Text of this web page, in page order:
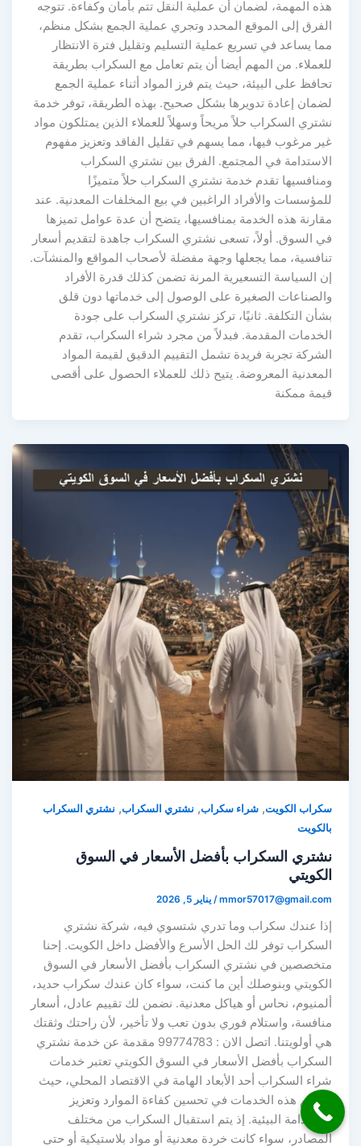
هذه المهمة، لضمان أن عملية النقل تتم بأمان وكفاءة. تتوجه
الفرق إلى الموقع المحدد وتجري عملية الجمع بشكل منظم،
مما يساعد في تسريع عملية التسليم وتقليل فترة الانتظار
للعملاء. من المهم أيضا أن يتم تعامل مع السكراب بطريقة
تحافظ على البيئة، حيث يتم فرز المواد أثناء عملية الجمع
لضمان إعادة تدويرها بشكل صحيح. بهذه الطريقة، توفر خدمة
نشتري السكراب حلاً مريحاً وسهلاً للعملاء الذين يمتلكون مواد
غير مرغوب فيها، مما يسهم في تقليل الفاقد وتعزيز مفهوم
الاستدامة في المجتمع. الفرق بين نشتري السكراب
ومنافسيها تقدم خدمة نشتري السكراب حلاً متميزًا
للمؤسسات والأفراد الراغبين في بيع المخلفات المعدنية. عند
مقارنة هذه الخدمة بمنافسيها، يتضح أن عدة عوامل تميزها
في السوق. أولاً، تسعى نشتري السكراب جاهدة لتقديم أسعار
تنافسية، مما يجعلها وجهة مفضلة لأصحاب المواقع والمنشآت.
إن السياسة التسعيرية المرنة تضمن كذلك قدرة الأفراد
والصناعات الصغيرة على الوصول إلى خدماتها دون قلق
بشأن التكلفة. ثانيًا، تركز نشتري السكراب على جودة
الخدمات المقدمة. فبدلاً من مجرد شراء السكراب، تقدم
الشركة تجربة فريدة تشمل التقييم الدقيق لقيمة المواد
المعدنية المعروضة. يتيح ذلك للعملاء الحصول على أقصى
قيمة ممكنة
سكراب الكويت,شراء سكراب, نشتري السكراب, نشتري السكراب
بالكويت
نشتري السكراب بأفضل الأسعار في السوق
الكويتي
mmor57017@gmail.com
/يناير 5, 2026
إذا عندك سكراب وما تدري شتسوي فيه، شركة نشتري
السكراب توفر لك الحل الأسرع والأفضل داخل الكويت. إحنا
متخصصين في نشتري السكراب بأفضل الأسعار في السوق
الكويتي وبنوصلك أين ما كنت، سواء كان عندك سكراب حديد،
ألمنيوم، نحاس أو هياكل معدنية. نضمن لك تقييم عادل، أسعار
منافسة، واستلام فوري بدون تعب ولا تأخير، لأن راحتك وثقتك
هي أولويتنا. اتصل الان : 99774783 مقدمة عن خدمة نشتري
السكراب بأفضل الأسعار في السوق الكويتي تعتبر خدمات
شراء السكراب أحد الأبعاد الهامة في الاقتصاد المحلي، حيث
تساهم هذه الخدمات في تحسين كفاءة الموارد وتعزيز
الاستدامة البيئية. إذ يتم استقبال السكراب من مختلف
المصادر، سواء كانت خردة معدنية أو مواد بلاستيكية أو حتى